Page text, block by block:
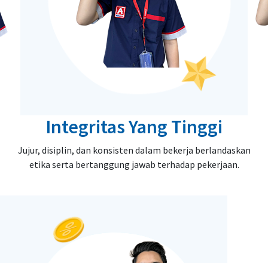
Integritas Yang Tinggi
Jujur, disiplin, dan konsisten dalam bekerja berlandaskan
etika serta bertanggung jawab terhadap pekerjaan.